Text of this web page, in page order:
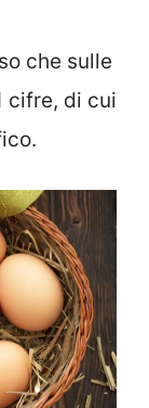
che sulle
cifre, di cui